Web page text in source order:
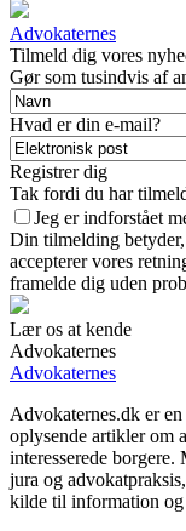
Advokaternes
Tilmeld dig vores
Gør som tusindvis af
Hvad er din e-mail?
Registrer dig
Tak fordi du har
Jeg er indforstået
Din tilmelding
accepterer vores
framelde dig uden
Lær os at kende
Advokaternes
Advokaternes
Advokaternes.dk er
oplysende artikler om
interesserede
jura og
kilde til information og